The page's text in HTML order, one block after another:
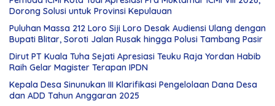
Dorong Solusi untuk Provinsi Kepulauan
Puluhan Massa 212 Loro Siji Loro Desak Audiensi Ulang dengan
Bupati Blitar, Soroti Jalan Rusak hingga Polusi Tambang Pasir
Dirut PT Kuala Tuha Sejati Apresiasi Teuku Raja Yordan Habib
Raih Gelar Magister Terapan IPDN
Kepala Desa Sinunukan III Klarifikasi Pengelolaan Dana Desa
dan ADD Tahun Anggaran 2025